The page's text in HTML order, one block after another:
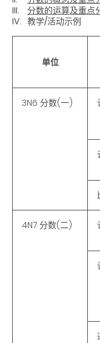
III.
分数的运算及重点
IV. 教学/活动示例
单位
3N6 分数(一)
4N7 分数(二)